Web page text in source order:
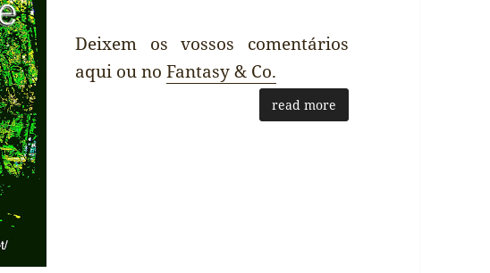
Deixem os vossos comentários
aqui ou noFantasy & Co.
read more